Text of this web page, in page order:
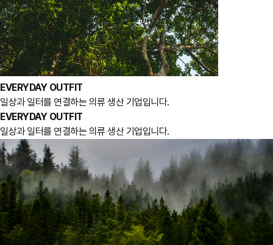
EVERYDAY OUTFIT
일상과 일터를 연결하는 의류 생산 기업입니다.
EVERYDAY OUTFIT
일상과 일터를 연결하는 의류 생산 기업입니다.